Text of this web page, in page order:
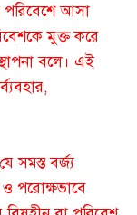
পরিবেশে আসা
মুক্ত করে
বলে। এই
সমস্ত বর্জ্য
ও পরোক্ষভাবে